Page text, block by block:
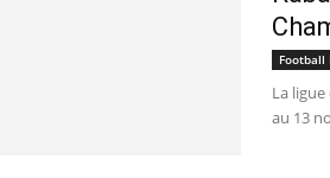
Football
La
au 13